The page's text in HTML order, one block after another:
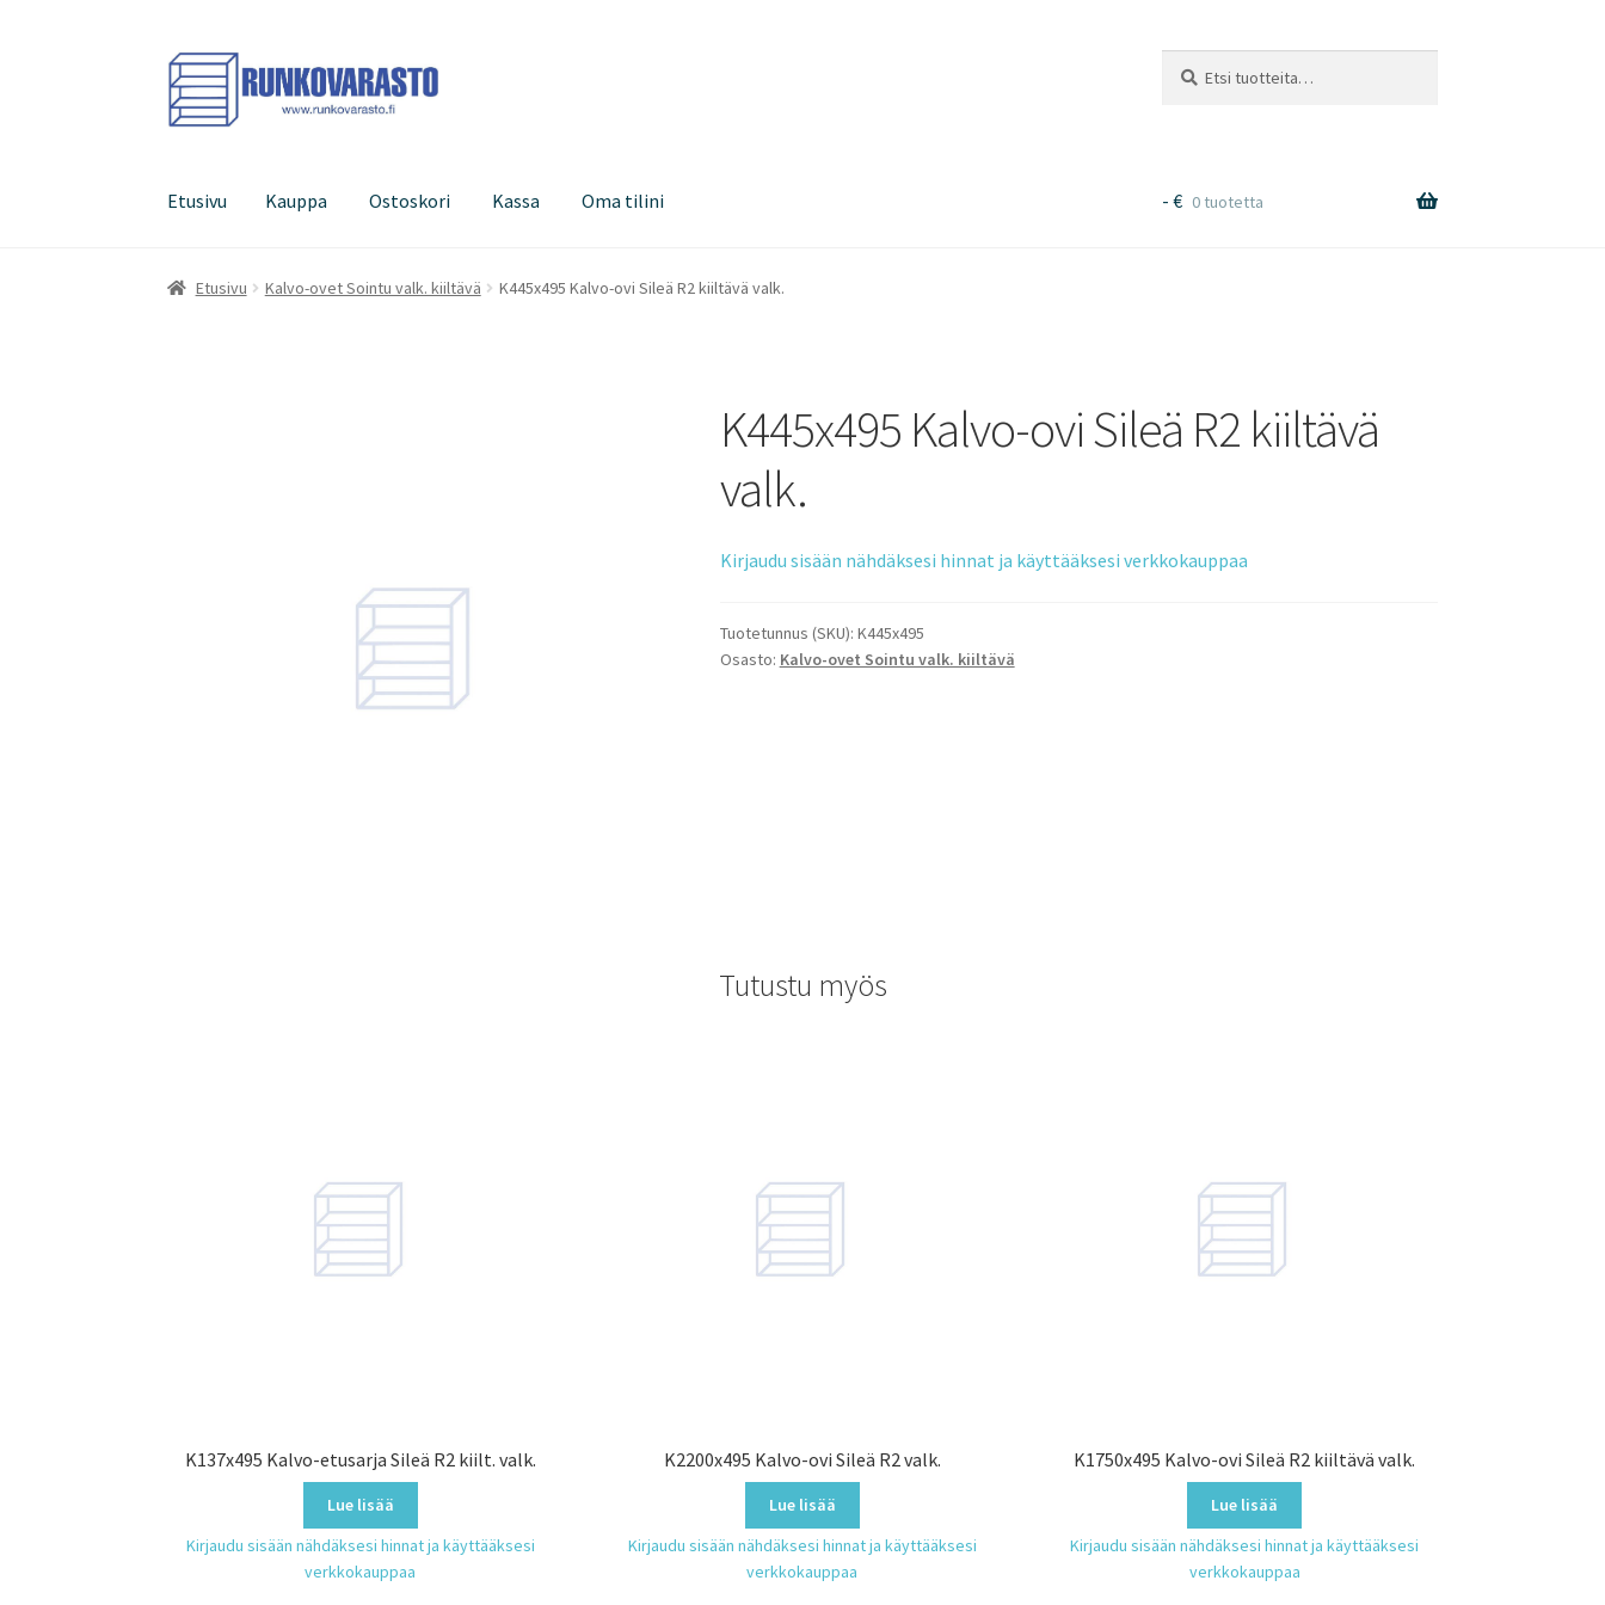
Siirry
navigointiin
Siirry
sisältöön
Etusivu Kauppa Ostoskori Kassa Oma tilini
Etusivu Kauppa Ostoskori Kassa Oma tilini
- € 0 tuotetta
Etusivu Kalvo-ovet Sointu valk. kiiltävä K445x495 Kalvo-ovi Sileä R2 kiiltävä valk.
K445x495 Kalvo-ovi Sileä R2 kiiltävä
valk.
Kirjaudu sisään nähdäksesi hinnat ja käyttääksesi verkkokauppaa
Tuotetunnus (SKU): K445x495
Osasto: Kalvo-ovet Sointu valk. kiiltävä
Tutustu myös
K137x495 Kalvo-etusarja Sileä R2 kiilt. valk.
Lue lisää
Kirjaudu sisään nähdäksesi hinnat ja käyttääksesi
verkkokauppaa
K2200x495 Kalvo-ovi Sileä R2 valk.
Lue lisää
Kirjaudu sisään nähdäksesi hinnat ja käyttääksesi
verkkokauppaa
K1750x495 Kalvo-ovi Sileä R2 kiiltävä valk.
Lue lisää
Kirjaudu sisään nähdäksesi hinnat ja käyttääksesi
verkkokauppaa